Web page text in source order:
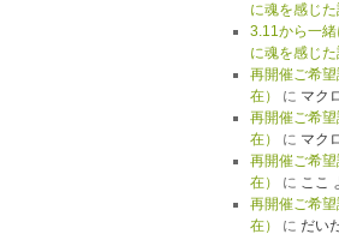
に魂を感じた
3.11から一
に魂を感じた
再開催ご希
在）
に マク
再開催ご希
在）
に マク
再開催ご希
在）
に ここ
再開催ご希
在）
に だい